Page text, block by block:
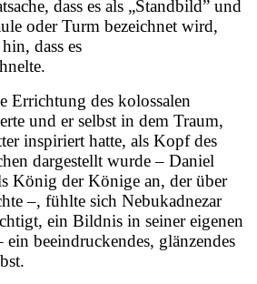
dass es als „Standbild” und
oder Turm bezeichnet wird,
dass es
Errichtung des kolossalen
und er selbst in dem Traum,
inspiriert hatte, als Kopf des
dargestellt wurde – Daniel
König der Könige an, der über
–, fühlte sich Nebukadnezar
ein Bildnis in seiner eigenen
ein beeindruckendes, glänzendes